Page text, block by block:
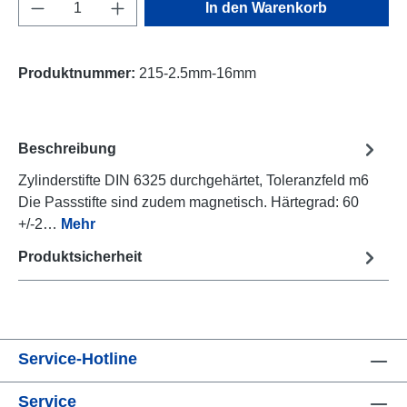
In den Warenkorb
Produktnummer: 215-2.5mm-16mm
Beschreibung
Zylinderstifte DIN 6325 durchgehärtet, Toleranzfeld m6
Die Passstifte sind zudem magnetisch. Härtegrad: 60
+/-2… Mehr
Produktsicherheit
Service-Hotline
Service